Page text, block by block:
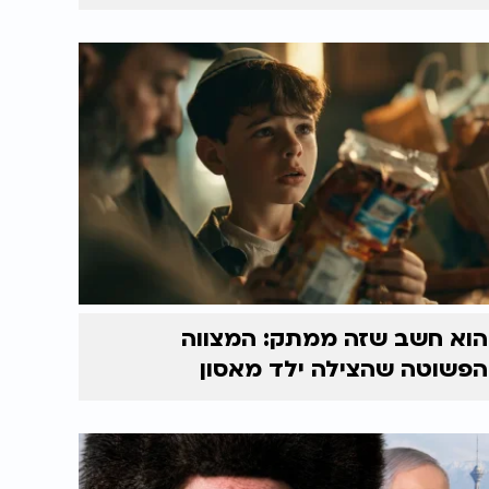
הוא חשב שזה ממתק: המצווה
הפשוטה שהצילה ילד מאסון